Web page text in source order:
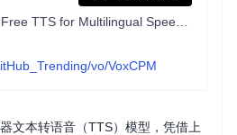
vo/VoxCPM
文本转语音（TTS）模型，凭借上